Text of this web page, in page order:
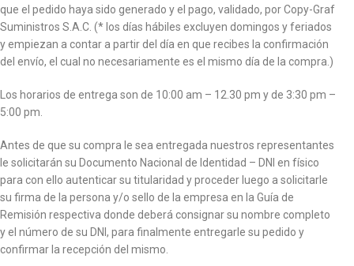
que el pedido haya sido generado y el pago, validado, por Copy-Graf
Suministros S.A.C. (* los días hábiles excluyen domingos y feriados
y empiezan a contar a partir del día en que recibes la confirmación
del envío, el cual no necesariamente es el mismo día de la compra.)
Los horarios de entrega son de 10:00 am – 12.30 pm y de 3:30 pm –
5:00 pm.
Antes de que su compra le sea entregada nuestros representantes
le solicitarán su Documento Nacional de Identidad – DNI en físico
para con ello autenticar su titularidad y proceder luego a solicitarle
su firma de la persona y/o sello de la empresa en la Guía de
Remisión respectiva donde deberá consignar su nombre completo
y el número de su DNI, para finalmente entregarle su pedido y
confirmar la recepción del mismo.